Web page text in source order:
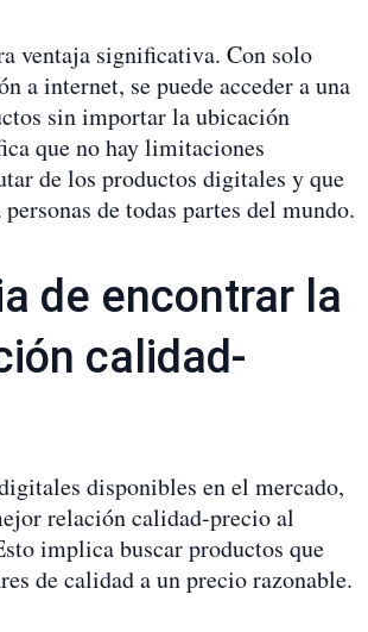
ventaja significativa. Con solo
a internet, se puede acceder a una
sin importar la ubicación
que no hay limitaciones
de los productos digitales y que
de todas partes del mundo.
de encontrar la
calidad-
disponibles en el mercado,
relación calidad-precio al
implica buscar productos que
de calidad a un precio razonable.